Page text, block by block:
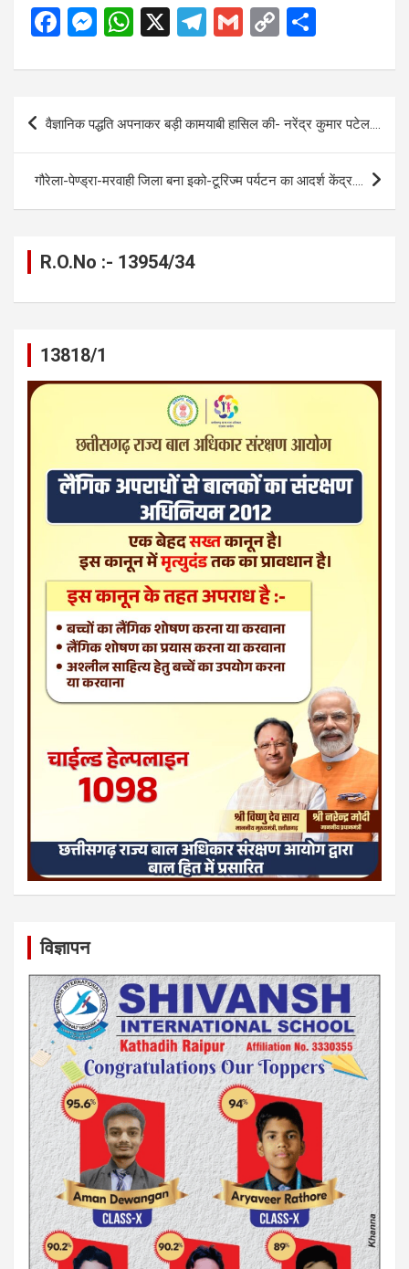
F
ce
b
o
o
k
M
se
n
g
er
W
at
A
p
p
X
T
e
gr
a
m
G
ail
C
py
Li
n
k
ar
Post
navigation
वैज्ञानिक पद्धति अपनाकर बड़ी कामयाबी हासिल की- नरेंद्र कुमार पटेल….
गौरेला-पेण्ड्रा-मरवाही जिला बना इको-टूरिज्म पर्यटन का आदर्श केंद्र….
R.O.No :- 13954/34
13818/1
विज्ञापन